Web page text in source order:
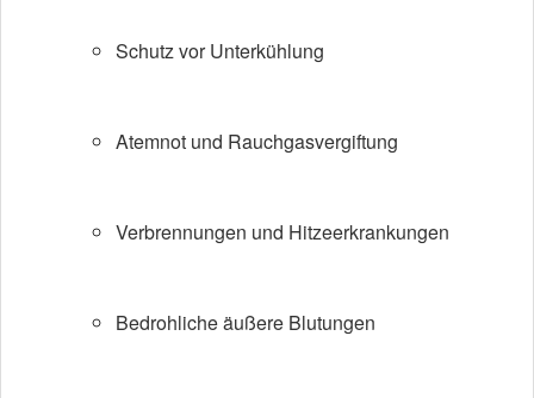
Schutz vor Unterkühlung
Atemnot und Rauchgasvergiftung
Verbrennungen und Hitzeerkrankungen
Bedrohliche äußere Blutungen